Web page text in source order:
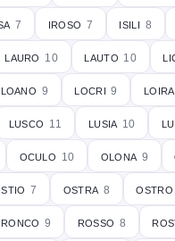
7 iroso 7 isili 8
lauro 10 lauto 10
loano 9 locri 9 loira
lusco 11 lusia 10
oculo 10 olona 9
7 ostra 8 ostro
ronco 9 rosso 8